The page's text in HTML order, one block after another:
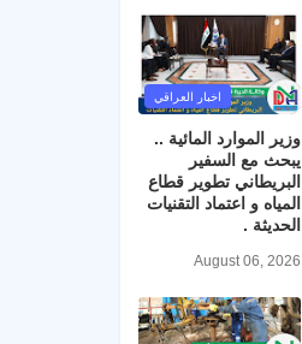
اخبار العراقي
وزير الموارد المائية ..
يبحث مع السفير
البريطاني تطوير قطاع
المياه و اعتماد التقنيات
الحديثة .
August 06, 2026